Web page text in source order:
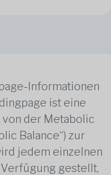
Informationen
ist eine
der Metabolic
Balance“) zur
jedem einzelnen
gestellt,